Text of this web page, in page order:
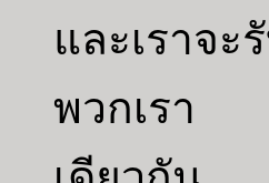
และเราจ
พวกเรา